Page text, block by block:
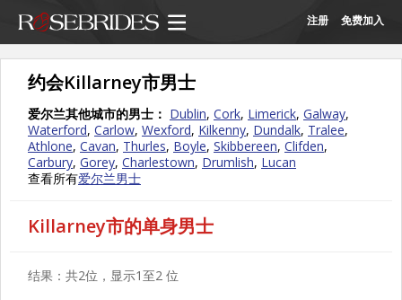
注册 免费加入
约会Killarney市男士
爱尔兰其他城市的男士： Dublin, Cork, Limerick, Galway,
Waterford, Carlow, Wexford, Kilkenny, Dundalk, Tralee,
Athlone, Cavan, Thurles, Boyle, Skibbereen, Clifden,
Carbury, Gorey, Charlestown, Drumlish, Lucan
查看所有爱尔兰男士
Killarney市的单身男士
结果：共2位，显示1至2 位